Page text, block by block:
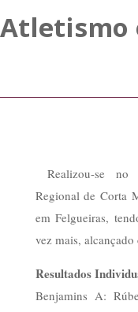
Atletismo
Realizou-se no
Regional de Corta
em Felgueiras,
vez mais, alcançado
Resultados
Benjamins A: